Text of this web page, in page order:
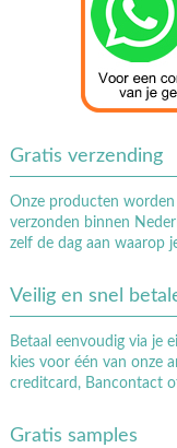
Gratis verzending
Onze producten
verzonden binnen
zelf de dag aan waarop
Veilig en snel
Betaal eenvoudig via je
kies voor één van onze
creditcard, Bancontact
Gratis samples